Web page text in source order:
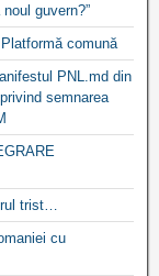
guvern?”
comună
PNL.md din
semnarea
trist…
cu